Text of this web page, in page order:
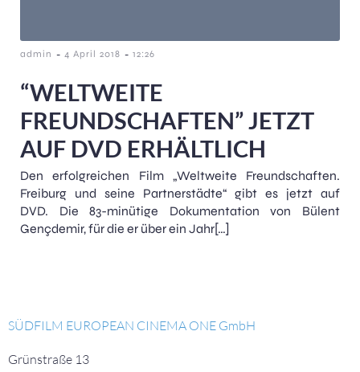
admin - 4 April 2018 - 12:26
“WELTWEITE
FREUNDSCHAFTEN” JETZT
AUF DVD ERHÄLTLICH
Den erfolgreichen Film „Weltweite Freundschaften.
Freiburg und seine Partnerstädte“ gibt es jetzt auf
DVD. Die 83-minütige Dokumentation von Bülent
Gençdemir, für die er über ein Jahr[…]
SÜDFILM EUROPEAN CINEMA ONE GmbH
Grünstraße 13